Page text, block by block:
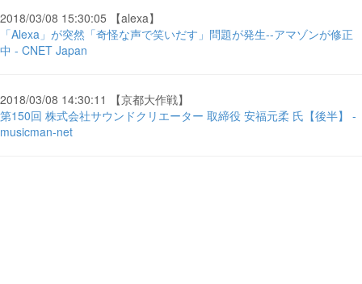
2018/03/08 15:30:05 【alexa】
「Alexa」が突然「奇怪な声で笑いだす」問題が発生--アマゾンが修正
中 - CNET Japan
2018/03/08 14:30:11 【京都大作戦】
第150回 株式会社サウンドクリエーター 取締役 安福元柔 氏【後半】 -
musicman-net